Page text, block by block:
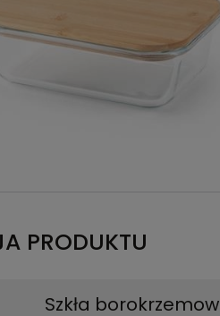
PRODUKTU
Szkła